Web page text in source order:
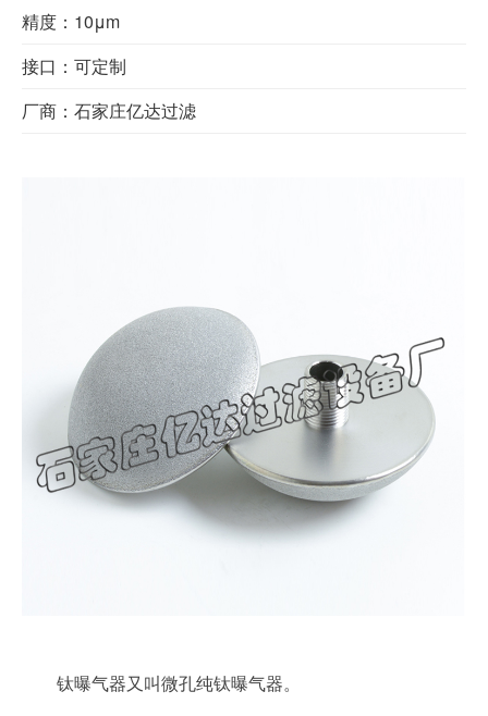
精度：10μm
接口：可定制
厂商：石家庄亿达过滤
钛曝气器又叫微孔纯钛曝气器。